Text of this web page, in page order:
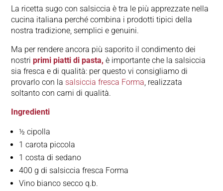
La ricetta sugo con salsiccia è tra le più apprezzate nella
cucina italiana perché combina i prodotti tipici della
nostra tradizione, semplici e genuini.
Ma per rendere ancora più saporito il condimento dei
nostriprimi piatti di pasta,è importante che la salsiccia
sia fresca e di qualità: per questo vi consigliamo di
provarlo con la salsiccia fresca Forma, realizzata
soltanto con carni di qualità.
Ingredienti
½ cipolla
1 carota piccola
1 costa di sedano
400 g di salsiccia fresca Forma
Vino bianco secco q.b.